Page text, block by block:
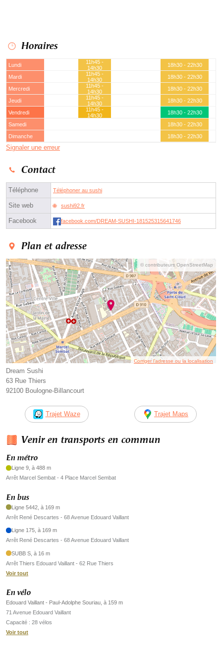
Horaires
Lundi
11h45 -
14h30
18h30 - 22h30
Mardi
11h45 -
14h30
18h30 - 22h30
Mercredi
11h45 -
14h30
18h30 - 22h30
Jeudi
11h45 -
14h30
18h30 - 22h30
Vendredi
11h45 -
14h30
18h30 - 22h30
Samedi
18h30 - 22h30
Dimanche
18h30 - 22h30
Signaler une erreur
Contact
Téléphone Téléphoner au sushi
Site web sushi92.fr
Facebook facebook.com/DREAM-SUSHI-181525315641746
Plan et adresse
© contributeurs OpenStreetMap
Corriger l’adresse ou la localisation
Dream Sushi
63 Rue Thiers
92100 Boulogne-Billancourt
Trajet Waze Trajet Maps
Venir en transports en commun
En métro
Ligne 9, à 488 m
Arrêt Marcel Sembat - 4 Place Marcel Sembat
En bus
Ligne 5442, à 169 m
Arrêt René Descartes - 68 Avenue Edouard Vaillant
Ligne 175, à 169 m
Arrêt René Descartes - 68 Avenue Edouard Vaillant
SUBB S, à 16 m
Arrêt Thiers Edouard Vaillant - 62 Rue Thiers
Voir tout
En vélo
Edouard Vaillant - Paul-Adolphe Souriau, à 159 m
71 Avenue Edouard Vaillant
Capacité : 28 vélos
Voir tout